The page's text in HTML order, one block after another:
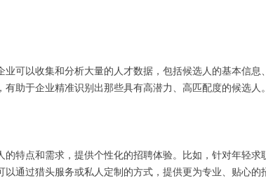
业可以收集和分析大量的人才数据，包括候选人的基本信
有助于企业精准识别出那些具有高潜力、高匹配度的候选人
的特点和需求，提供个性化的招聘体验。比如，针对年轻
以通过猎头服务或私人定制的方式，提供更为专业、贴心